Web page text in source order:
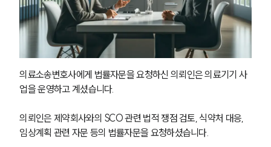
의료소송변호사에게 법률자문을 요청하신 의뢰인은 의료기기 사
업을 운영하고 계셨습니다.
의뢰인은 제약회사와의 SCO 관련 법적 쟁점 검토, 식약처 대응,
임상계획 관련 자문 등의 법률자문을 요청하셨습니다.